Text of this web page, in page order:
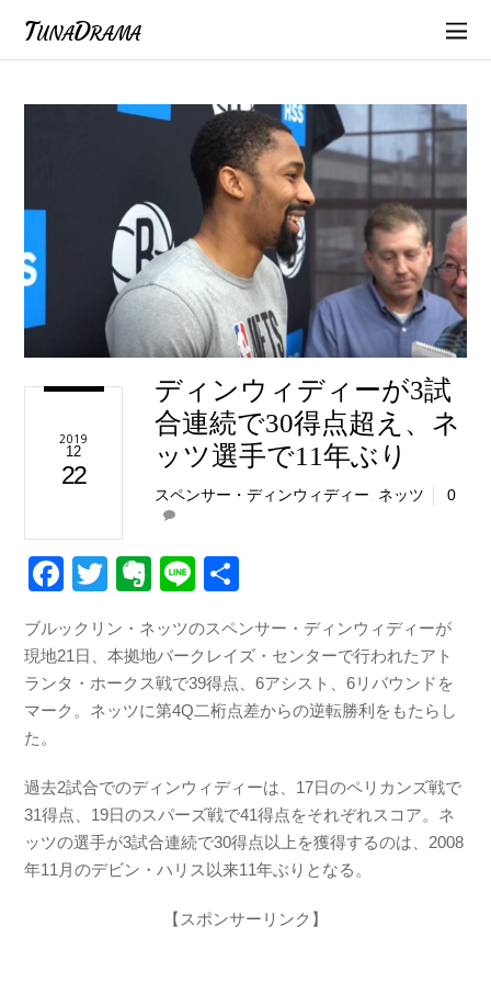
TunaDrama
2019
12
22
ディンウィディーが3試
合連続で30得点超え、ネ
ッツ選手で11年ぶり
スペンサー・ディンウィディー ネッツ 0
F
c
e
b
o
k
T
tt
er
E
er
n
ot
Li
e
ブルックリン・ネッツのスペンサー・ディンウィディーが
現地21日、本拠地バークレイズ・センターで行われたアト
ランタ・ホークス戦で39得点、6アシスト、6リバウンドを
マーク。ネッツに第4Q二桁点差からの逆転勝利をもたらし
た。
過去2試合でのディンウィディーは、17日のペリカンズ戦で
31得点、19日のスパーズ戦で41得点をそれぞれスコア。ネ
ッツの選手が3試合連続で30得点以上を獲得するのは、2008
年11月のデビン・ハリス以来11年ぶりとなる。
【スポンサーリンク】